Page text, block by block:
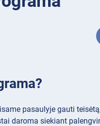
pasaulyje gauti
daroma siekiant